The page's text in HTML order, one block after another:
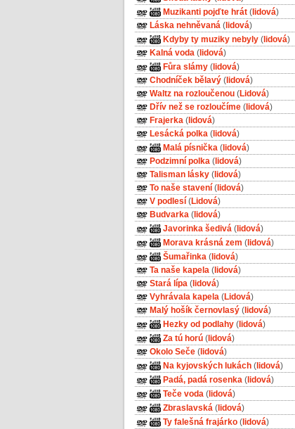
Muzikanti pojďte hrát ( lidová)
Láska nehněvaná ( lidová)
Kdyby ty muziky nebyly ( lidová)
Kalná voda ( lidová)
Fůra slámy ( lidová)
Chodníček bělavý ( lidová)
Waltz na rozloučenou (Lidová)
Dřív než se rozloučíme ( lidová)
Frajerka ( lidová)
Lesácká polka ( lidová)
Malá písnička ( lidová)
Podzimní polka ( lidová)
Talisman lásky ( lidová)
To naše stavení ( lidová)
V podlesí (Lidová)
Budvarka ( lidová)
Javorinka šedivá ( lidová)
Morava krásná zem ( lidová)
Šumařinka ( lidová)
Ta naše kapela ( lidová)
Stará lípa ( lidová)
Vyhrávala kapela (Lidová)
Malý hošík černovlasý ( lidová)
Hezky od podlahy ( lidová)
Za tú horú ( lidová)
Okolo Seče ( lidová)
Na kyjovských lukách ( lidová)
Padá, padá rosenka ( lidová)
Teče voda ( lidová)
Zbraslavská ( lidová)
Ty falešná frajárko ( lidová)